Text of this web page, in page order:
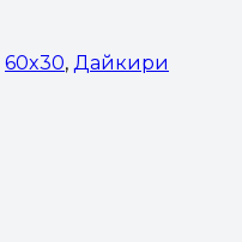
60x30, Дайкири